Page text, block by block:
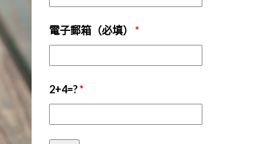
電子郵箱（必填） *
2+4=?*